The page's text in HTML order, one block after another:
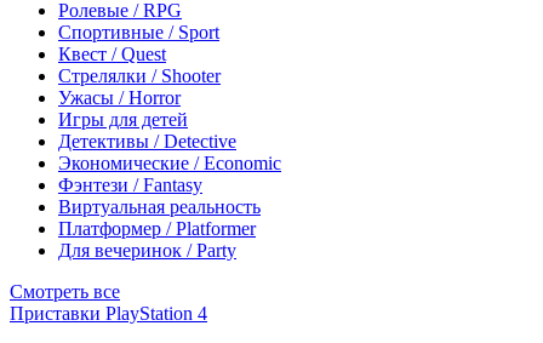
Ролевые / RPG
Спортивные / Sport
Квест / Quest
Стрелялки / Shooter
Ужасы / Horror
Игры для детей
Детективы / Detective
Экономические / Economic
Фэнтези / Fantasy
Виртуальная реальность
Платформер / Platformer
Для вечеринок / Party
Смотреть все
Приставки PlayStation 4